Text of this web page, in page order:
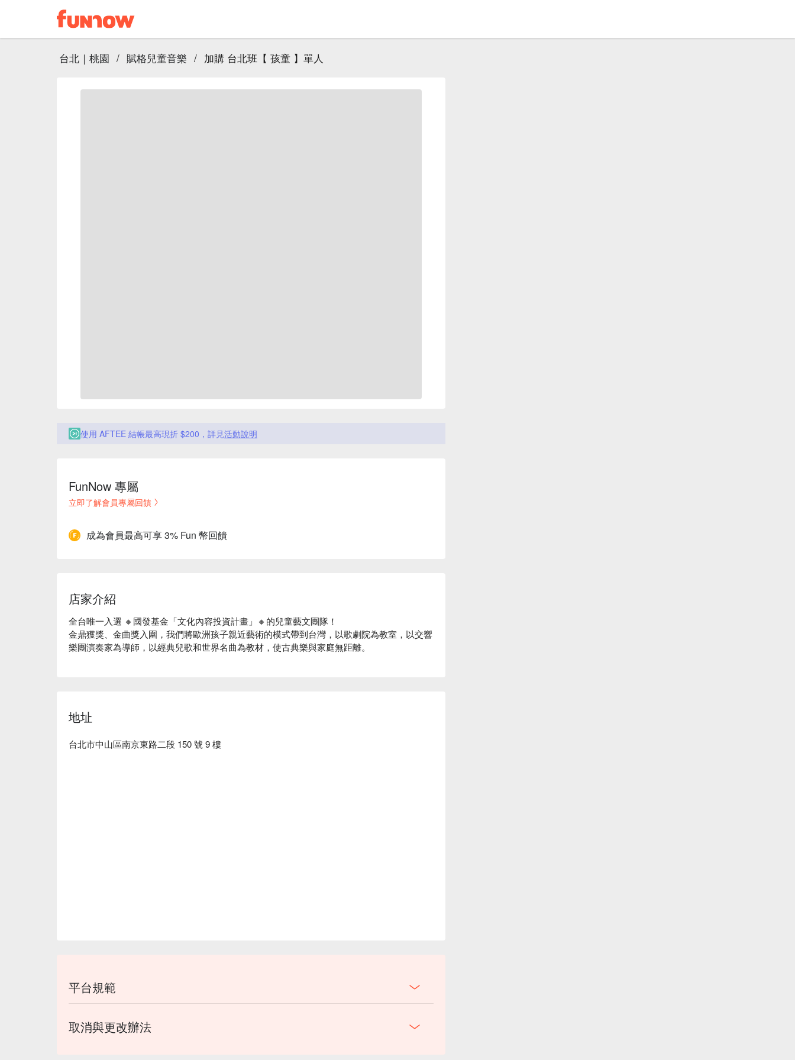
台北｜桃園 / 賦格兒童音樂 / 加購 台北班【 孩童 】單人
使用 AFTEE 結帳最高現折 $200，詳見活動說明
FunNow 專屬
立即了解會員專屬回饋
成為會員最高可享 3% Fun 幣回饋
店家介紹
全台唯一入選 🔸國發基金「文化內容投資計畫」🔸的兒童藝文團隊！
金鼎獲獎、金曲獎入圍，我們將歐洲孩子親近藝術的模式帶到台灣，以歌劇院為教室，以交響
樂團演奏家為導師，以經典兒歌和世界名曲為教材，使古典樂與家庭無距離。
地址
台北市中山區南京東路二段 150 號 9 樓
平台規範
取消與更改辦法